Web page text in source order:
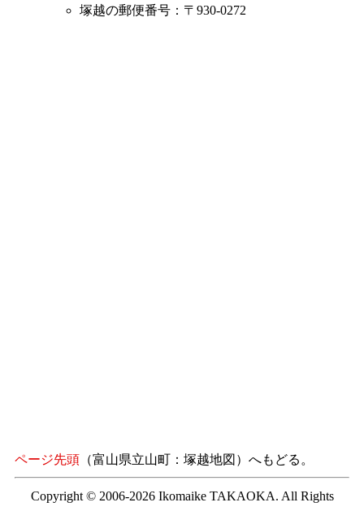
塚越の郵便番号：〒930-0272
ページ先頭 （富山県立山町：塚越地図）へもどる。
Copyright © 2006-2026 Ikomaike TAKAOKA. All Rights